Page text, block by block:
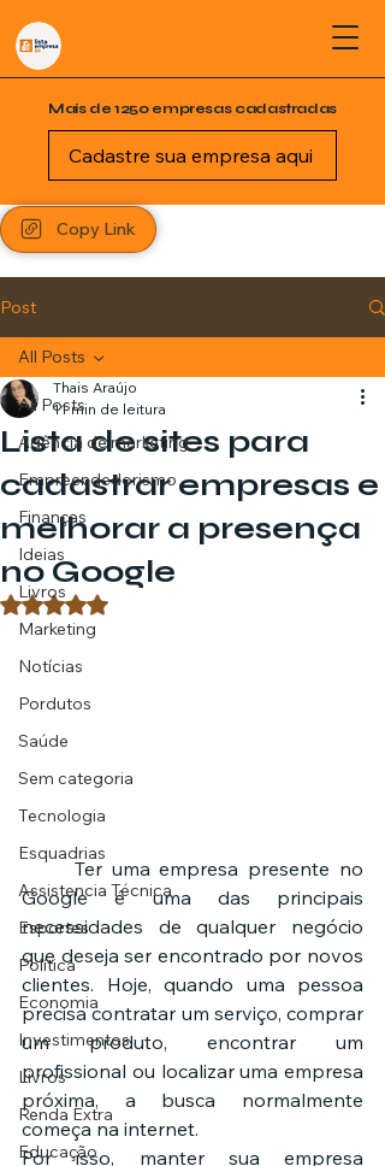
Mais de 1250 empresas cadastradas
Cadastre sua empresa aqui
Copy Link
Post
All Posts
Agência de marketing
Empreendedorismo
Finanças
Ideias
Livros
Marketing
Notícias
Pordutos
Saúde
Sem categoria
Tecnologia
Esquadrias
Assistencia Técnica
Esportes
Política
Economia
Investimentos
Livros
Renda Extra
Educação
All Posts
Lista de sites para
cadastrar empresas e
melhorar a presença
no Google
Thais Araújo
11 min de leitura
Avaliado com NaN de 5 estrelas.
	Ter uma empresa presente no
Google é uma das principais
necessidades de qualquer negócio
que deseja ser encontrado por novos
clientes. Hoje, quando uma pessoa
precisa contratar um serviço, comprar
um produto, encontrar um
profissional ou localizar uma empresa
próxima, a busca normalmente
começa na internet.
Por isso, manter sua empresa